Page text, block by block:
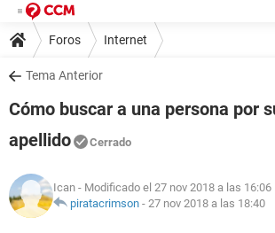
Foros Internet
Tema Anterior
Cómo buscar a una persona por
apellido
Cerrado
Ican - Modificado el 27 nov 2018 a las 16:06
piratacrimson - 27 nov 2018 a las 18:40